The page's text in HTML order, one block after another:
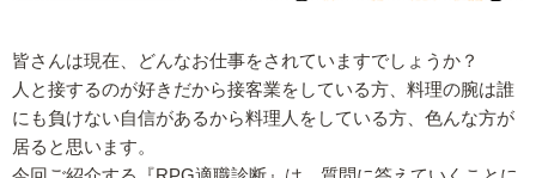
皆さんは現在、どんなお仕事をされていますでしょうか？
人と接するのが好きだから接客業をしている方、料理の腕は誰
にも負けない自信があるから料理人をしている方、色んな方が
居ると思います。